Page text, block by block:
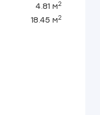
4.81 м2
18.45 м2